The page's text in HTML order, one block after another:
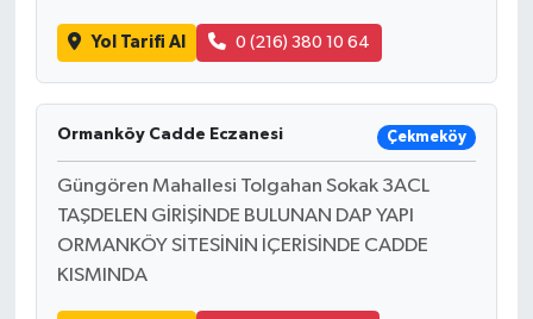
Yol Tarifi Al 0 (216) 380 10 64
Ormanköy Cadde Eczanesi Çekmeköy
Güngören Mahallesi Tolgahan Sokak 3ACL
TAŞDELEN GİRİŞİNDE BULUNAN DAP YAPI
ORMANKÖY SİTESİNİN İÇERİSİNDE CADDE
KISMINDA